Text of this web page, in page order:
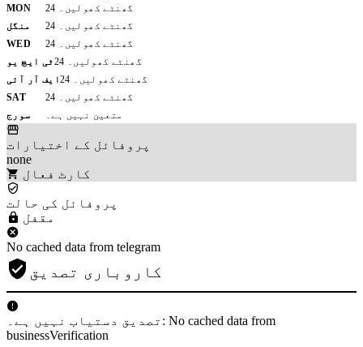
MON
24 گھنٹے کھولیں۔
منگل
24 گھنٹے کھولیں۔
WED
24 گھنٹے کھولیں۔
ٹی ایچ یو
24 گھنٹے کھولیں۔
ایف آر آئی
24 گھنٹے کھولیں۔
SAT
24 گھنٹے کھولیں۔
سورج
متعین نہیں ہے۔
پروفائل کے اختیارات
none
کارٹ فعال
پروفائل کی حالت
مقفل
No cached data from telegram
کاروباری تصدیق
تصدیق دستیاب نہیں ہے۔: No cached data from
businessVerification